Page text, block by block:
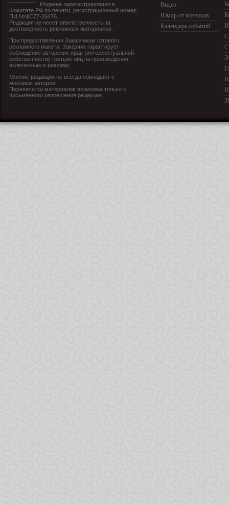
Издание зарегистрировано в
Комитете РФ по печати, регистрационный номер
ПИ №ФС77-26476.
Редакция не несет ответственность за
достоверность рекламных материалов.
При предоставлении Заказчиком готового
рекламного макета, Заказчик гарантирует
соблюдение авторских прав (интеллектуальной
собственности) третьих лиц на произведения,
включенные в рекламу.
Мнение редакции не всегда совпадает с
мнением авторов.
Перепечатка материалов возможна только с
письменного разрешения редакции.
Видео
Юмор от конников
Календарь событий